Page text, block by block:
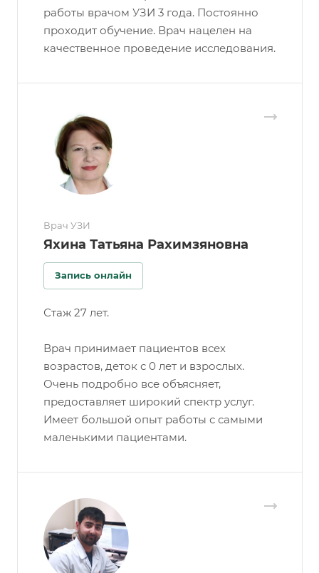
работы врачом УЗИ 3 года. Постоянно
проходит обучение. Врач нацелен на
качественное проведение исследования.
Врач УЗИ
Яхина Татьяна Рахимзяновна
Запись онлайн
Стаж 27 лет.
Врач принимает пациентов всех
возрастов, деток с 0 лет и взрослых.
Очень подробно все объясняет,
предоставляет широкий спектр услуг.
Имеет большой опыт работы с самыми
маленькими пациентами.